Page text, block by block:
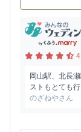
岡山駅、北長
ストもとても
のざねやさん